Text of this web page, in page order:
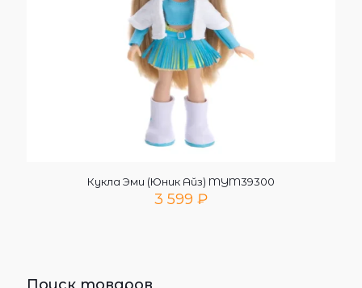
Кукла Эми (Юник Айз) MYM39300
3 599 ₽